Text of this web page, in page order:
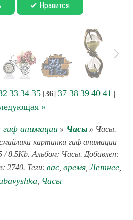
✔ Нравится
33 34 35[36] 37 38 39 40 41 |
»
гиф анимации » Часы » Часы.
картинки гиф анимации
/ 8.5Kb. Альбом: Часы. Добавлен:
2740. Теги: вас, время,Летнее,
Часы